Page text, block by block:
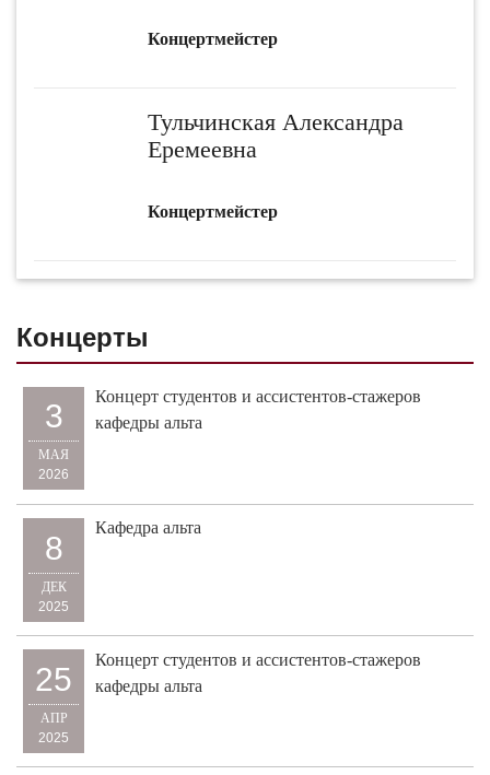
Концертмейстер
Тульчинская Александра
Еремеевна
Концертмейстер
Концерты
3
МАЯ
2026
Концерт студентов и ассистентов-стажеров
кафедры альта
8
ДЕК
2025
Кафедра альта
25
АПР
2025
Концерт студентов и ассистентов-стажеров
кафедры альта